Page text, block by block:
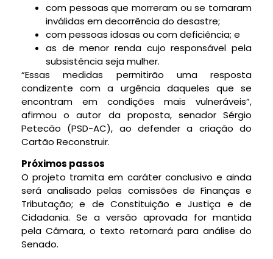
com pessoas que morreram ou se tornaram
inválidas em decorrência do desastre;
com pessoas idosas ou com deficiência; e
as de menor renda cujo responsável pela
subsistência seja mulher.
“Essas medidas permitirão uma resposta
condizente com a urgência daqueles que se
encontram em condições mais vulneráveis”,
afirmou o autor da proposta, senador Sérgio
Petecão (PSD-AC), ao defender a criação do
Cartão Reconstruir.
Próximos passos
O projeto tramita em caráter conclusivo e ainda
será analisado pelas comissões de Finanças e
Tributação; e de Constituição e Justiça e de
Cidadania. Se a versão aprovada for mantida
pela Câmara, o texto retornará para análise do
Senado.